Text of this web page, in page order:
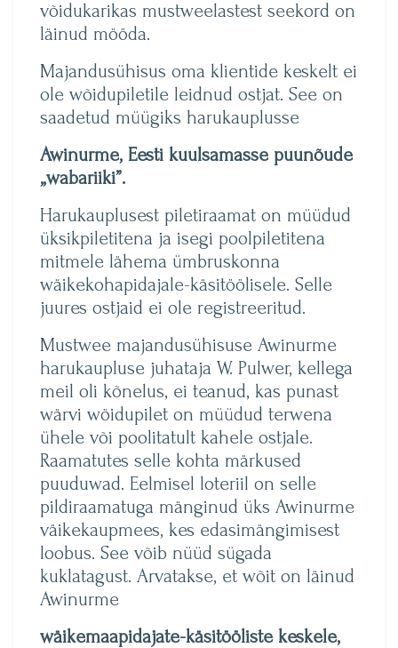
võidukarikas mustweelastest seekord on
läinud mööda.
Majandusühisus oma klientide keskelt ei
ole wõidupiletile leidnud ostjat. See on
saadetud müügiks harukauplusse
Awinurme, Eesti kuulsamasse puunõude
„wabariiki”.
Harukauplusest piletiraamat on müüdud
üksikpiletitena ja isegi poolpiletitena
mitmele lähema ümbruskonna
wäikekohapidajale-käsitöölisele. Selle
juures ostjaid ei ole registreeritud.
Mustwee majandusühisuse Awinurme
harukaupluse juhataja W. Pulwer, kellega
meil oli kõnelus, ei teanud, kas punast
wärvi wöidupilet on müüdud terwena
ühele või poolitatult kahele ostjale.
Raamatutes selle kohta märkused
puuduwad. Eelmisel loteriil on selle
pildiraamatuga mänginud üks Awinurme
väikekaupmees, kes edasimängimisest
loobus. See võib nüüd sügada
kuklatagust. Arvatakse, et wõit on läinud
Awinurme
wäikemaapidajate-käsitööliste keskele,